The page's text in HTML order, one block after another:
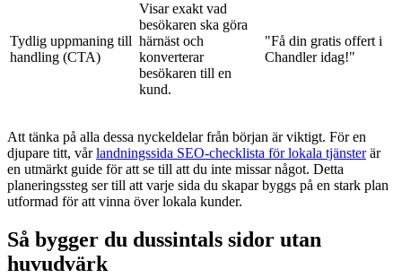
Tydlig uppmaning till
handling (CTA)
Visar exakt vad
besökaren ska göra
härnäst och
konverterar
besökaren till en
kund.
"Få din gratis offert i
Chandler idag!"
Att tänka på alla dessa nyckeldelar från början är viktigt. För en
djupare titt, vårlandningssida SEO-checklista för lokala tjänsterär
en utmärkt guide för att se till att du inte missar något. Detta
planeringssteg ser till att varje sida du skapar byggs på en stark plan
utformad för att vinna över lokala kunder.
Så bygger du dussintals sidor utan
huvudvärk